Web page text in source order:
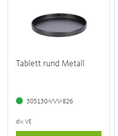
Tablett rund Metall
305130-VVV-826
div. VE